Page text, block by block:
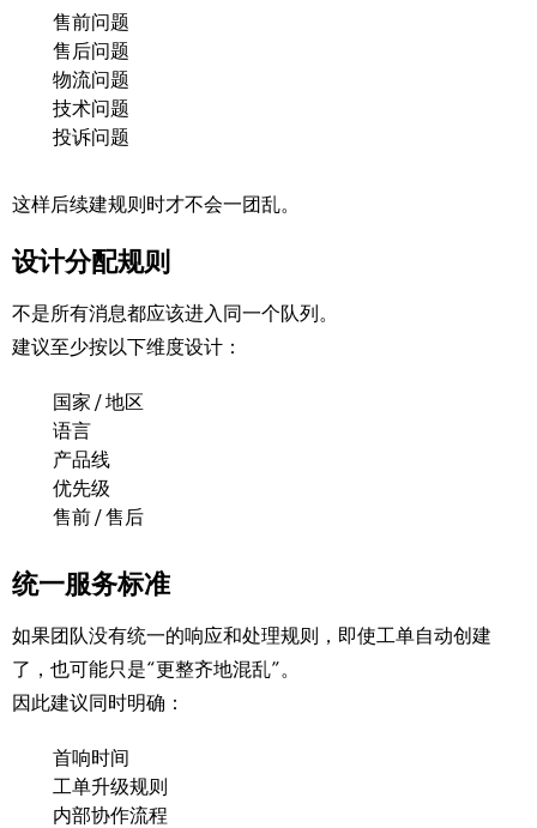
售前问题
售后问题
物流问题
技术问题
投诉问题
这样后续建规则时才不会一团乱。
设计分配规则
不是所有消息都应该进入同一个队列。
建议至少按以下维度设计：
国家 / 地区
语言
产品线
优先级
售前 / 售后
统一服务标准
如果团队没有统一的响应和处理规则，即使工单自动创建
了，也可能只是“更整齐地混乱”。
因此建议同时明确：
首响时间
工单升级规则
内部协作流程